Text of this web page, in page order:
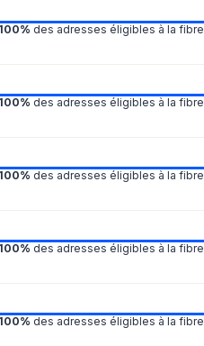
100% des adresses éligibles à la fibre
100% des adresses éligibles à la fibre
100% des adresses éligibles à la fibre
100% des adresses éligibles à la fibre
100% des adresses éligibles à la fibre